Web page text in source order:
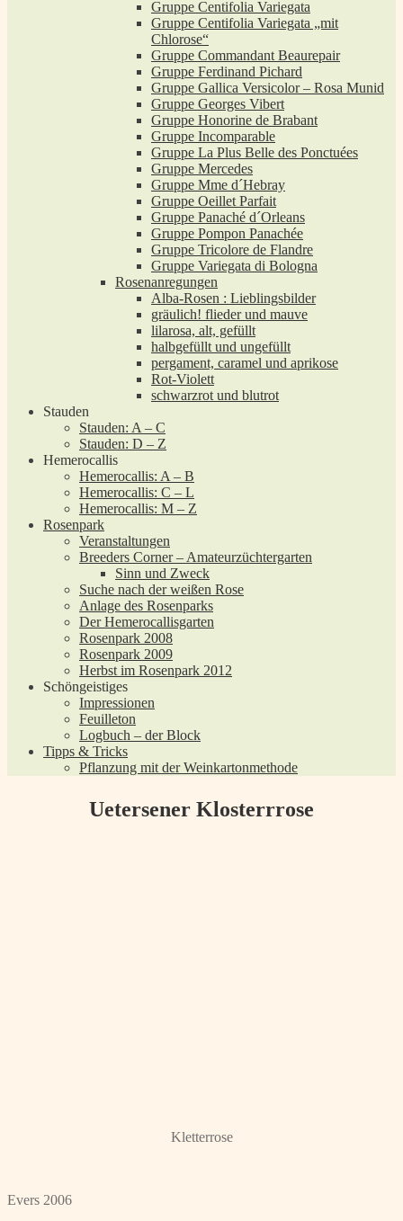
Gruppe Centifolia Variegata
Gruppe Centifolia Variegata „mit
Chlorose“
Gruppe Commandant Beaurepair
Gruppe Ferdinand Pichard
Gruppe Gallica Versicolor – Rosa Munid
Gruppe Georges Vibert
Gruppe Honorine de Brabant
Gruppe Incomparable
Gruppe La Plus Belle des Ponctuées
Gruppe Mercedes
Gruppe Mme d´Hebray
Gruppe Oeillet Parfait
Gruppe Panaché d´Orleans
Gruppe Pompon Panachée
Gruppe Tricolore de Flandre
Gruppe Variegata di Bologna
Rosenanregungen
Alba-Rosen : Lieblingsbilder
gräulich! flieder und mauve
lilarosa, alt, gefüllt
halbgefüllt und ungefüllt
pergament, caramel und aprikose
Rot-Violett
schwarzrot und blutrot
Stauden
Stauden: A – C
Stauden: D – Z
Hemerocallis
Hemerocallis: A – B
Hemerocallis: C – L
Hemerocallis: M – Z
Rosenpark
Veranstaltungen
Breeders Corner – Amateurzüchtergarten
Sinn und Zweck
Suche nach der weißen Rose
Anlage des Rosenparks
Der Hemerocallisgarten
Rosenpark 2008
Rosenpark 2009
Herbst im Rosenpark 2012
Schöngeistiges
Impressionen
Feuilleton
Logbuch – der Block
Tipps & Tricks
Pflanzung mit der Weinkartonmethode
Uetersener Klosterrrose
Kletterrose
Evers 2006